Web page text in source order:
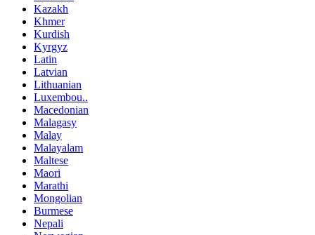
Kazakh
Khmer
Kurdish
Kyrgyz
Latin
Latvian
Lithuanian
Luxembou..
Macedonian
Malagasy
Malay
Malayalam
Maltese
Maori
Marathi
Mongolian
Burmese
Nepali